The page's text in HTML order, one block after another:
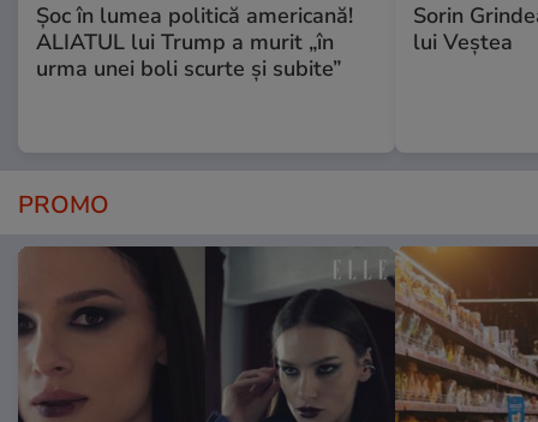
Șoc în lumea politică americană!
ALIATUL lui Trump a murit „în
urma unei boli scurte și subite”
Sorin
lui Veștea
PROMO